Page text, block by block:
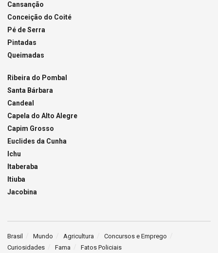
Cansanção
Conceição do Coité
Pé de Serra
Pintadas
Queimadas
Ribeira do Pombal
Santa Bárbara
Candeal
Capela do Alto Alegre
Capim Grosso
Euclides da Cunha
Ichu
Itaberaba
Itiuba
Jacobina
Brasil Mundo Agricultura
Concursos e Emprego
Curiosidades
Fama Fatos Policiais